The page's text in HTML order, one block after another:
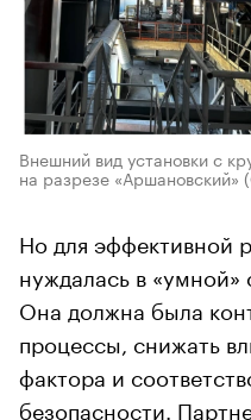
Внешний вид установки с
на разрезе «Аршановский»
Но для эффективной
нуждалась в «умной»
Она должна была
процессы, снижать
фактора и
безопасности.